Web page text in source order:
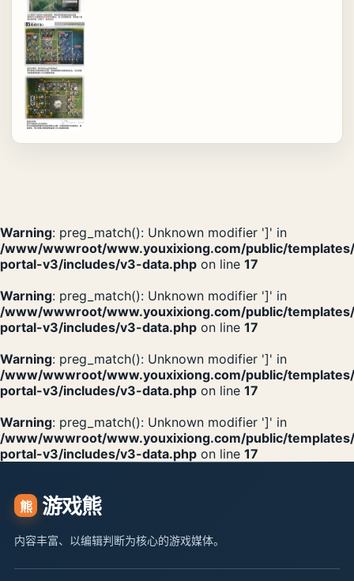
Warning: preg_match(): Unknown modifier ']' in
/www/wwwroot/www.youxixiong.com/public/
portal-v3/includes/v3-data.php on line 17
Warning: preg_match(): Unknown modifier ']' in
/www/wwwroot/www.youxixiong.com/public/
portal-v3/includes/v3-data.php on line 17
Warning: preg_match(): Unknown modifier ']' in
/www/wwwroot/www.youxixiong.com/public/
portal-v3/includes/v3-data.php on line 17
Warning: preg_match(): Unknown modifier ']' in
/www/wwwroot/www.youxixiong.com/public/
portal-v3/includes/v3-data.php on line 17
熊 游戏熊
内容丰富、以编辑判断为核心的游戏媒体。